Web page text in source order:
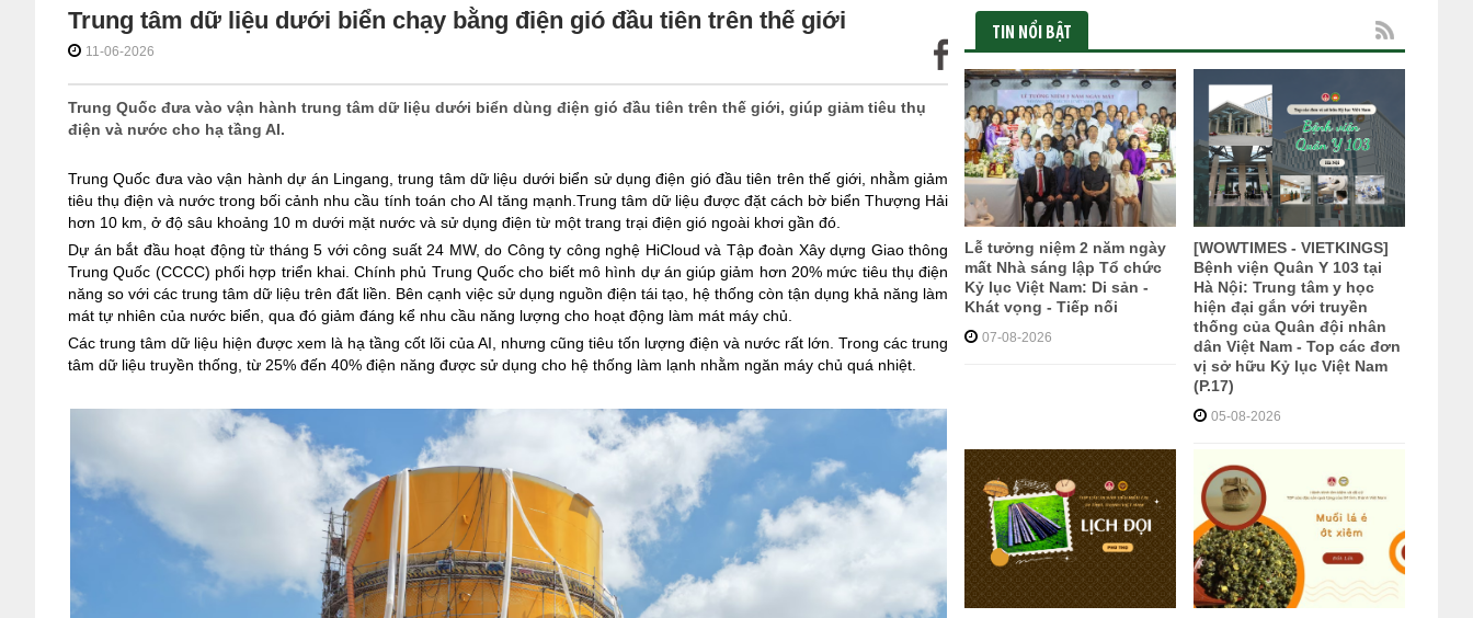
Trung tâm dữ liệu dưới biển chạy bằng điện gió đầu tiên trên thế giới
11-06-2026
Trung Quốc đưa vào vận hành trung tâm dữ liệu dưới biển dùng điện gió đầu tiên trên thế giới, giúp giảm tiêu thụ
điện và nước cho hạ tầng AI.
Trung Quốc đưa vào vận hành dự án Lingang, trung tâm dữ liệu dưới biển sử dụng điện gió đầu tiên trên thế giới, nhằm giảm
tiêu thụ điện và nước trong bối cảnh nhu cầu tính toán cho AI tăng mạnh. Trung tâm dữ liệu được đặt cách bờ biển Thượng Hải
hơn 10 km, ở độ sâu khoảng 10 m dưới mặt nước và sử dụng điện từ một trang trại điện gió ngoài khơi gần đó.
Dự án bắt đầu hoạt động từ tháng 5 với công suất 24 MW, do Công ty công nghệ HiCloud và Tập đoàn Xây dựng Giao thông
Trung Quốc (CCCC) phối hợp triển khai.Chính phủ Trung Quốc cho biết mô hình dự án giúp giảm hơn 20% mức tiêu thụ điện
năng so với các trung tâm dữ liệu trên đất liền. Bên cạnh việc sử dụng nguồn điện tái tạo, hệ thống còn tận dụng khả năng làm
mát tự nhiên của nước biển, qua đó giảm đáng kể nhu cầu năng lượng cho hoạt động làm mát máy chủ.
Các trung tâm dữ liệu hiện được xem là hạ tầng cốt lõi của AI, nhưng cũng tiêu tốn lượng điện và nước rất lớn. Trong các trung
tâm dữ liệu truyền thống, từ 25% đến 40% điện năng được sử dụng cho hệ thống làm lạnh nhằm ngăn máy chủ quá nhiệt.
TIN NỔI BẬT
Lễ tưởng niệm 2 năm ngày
mất Nhà sáng lập Tổ chức
Kỷ lục Việt Nam: Di sản -
Khát vọng - Tiếp nối
07-08-2026
[WOWTIMES - VIETKINGS]
Bệnh viện Quân Y 103 tại
Hà Nội: Trung tâm y học
hiện đại gắn với truyền
thống của Quân đội nhân
dân Việt Nam - Top các đơn
vị sở hữu Kỷ lục Việt Nam
(P.17)
05-08-2026